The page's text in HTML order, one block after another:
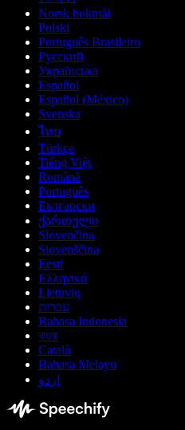
Norsk bokmål
Polski
Português Brasileiro
Русский
Українська
Español
Español (México)
Svenska
ไทย
Türkçe
Tiếng Việt
Română
Português
Български
ქართული
Slovenčina
Slovenščina
Eesti
Ελληνικά
Lietuvių
עברית
Bahasa Indonesia
বাংলা
Català
Bahasa Melayu
اردو